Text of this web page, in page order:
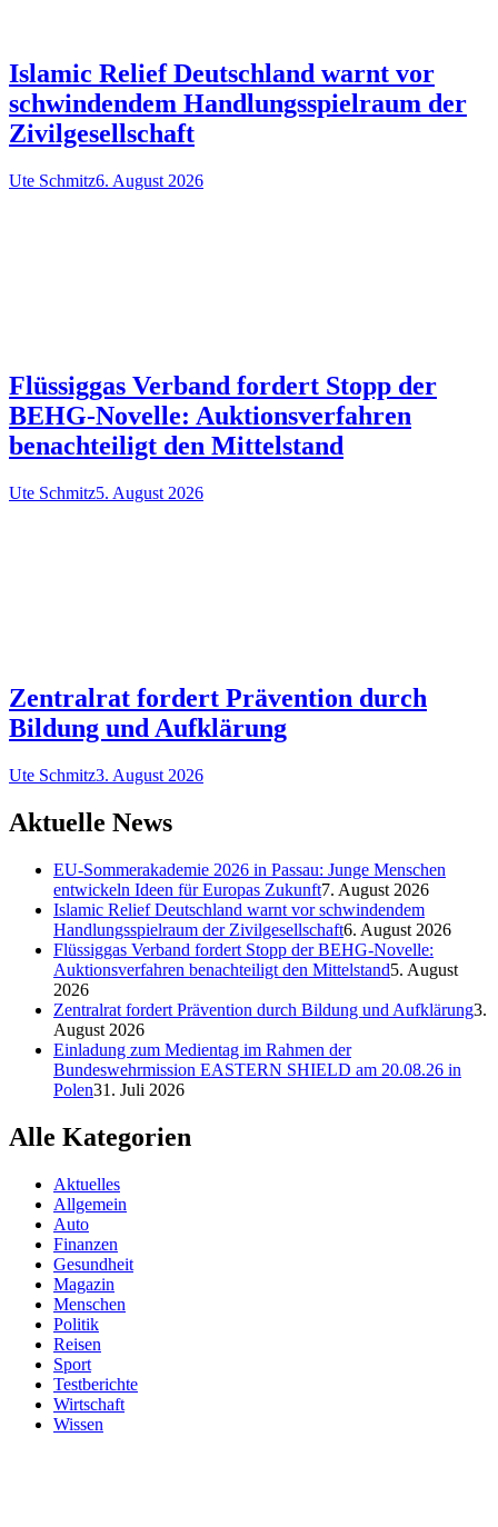
Islamic Relief Deutschland warnt vor
schwindendem Handlungsspielraum der
Zivilgesellschaft
Ute Schmitz6. August 2026
Flüssiggas Verband fordert Stopp der
BEHG-Novelle: Auktionsverfahren
benachteiligt den Mittelstand
Ute Schmitz5. August 2026
Zentralrat fordert Prävention durch
Bildung und Aufklärung
Ute Schmitz3. August 2026
Aktuelle News
EU-Sommerakademie 2026 in Passau: Junge Menschen
entwickeln Ideen für Europas Zukunft7. August 2026
Islamic Relief Deutschland warnt vor schwindendem
Handlungsspielraum der Zivilgesellschaft6. August 2026
Flüssiggas Verband fordert Stopp der BEHG-Novelle:
Auktionsverfahren benachteiligt den Mittelstand5. August
2026
Zentralrat fordert Prävention durch Bildung und Aufklärung3.
August 2026
Einladung zum Medientag im Rahmen der
Bundeswehrmission EASTERN SHIELD am 20.08.26 in
Polen31. Juli 2026
Alle Kategorien
Aktuelles
Allgemein
Auto
Finanzen
Gesundheit
Magazin
Menschen
Politik
Reisen
Sport
Testberichte
Wirtschaft
Wissen